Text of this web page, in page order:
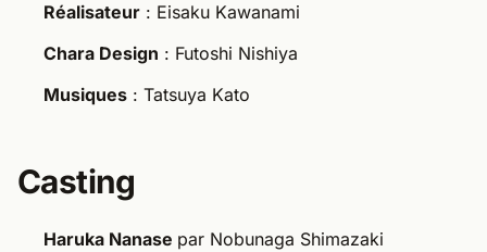
Réalisateur : Eisaku Kawanami
Chara Design : Futoshi Nishiya
Musiques : Tatsuya Kato
Casting
Haruka Nanase par Nobunaga Shimazaki